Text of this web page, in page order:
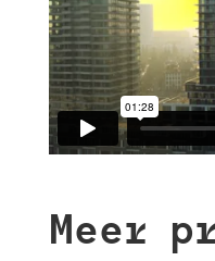
Meer